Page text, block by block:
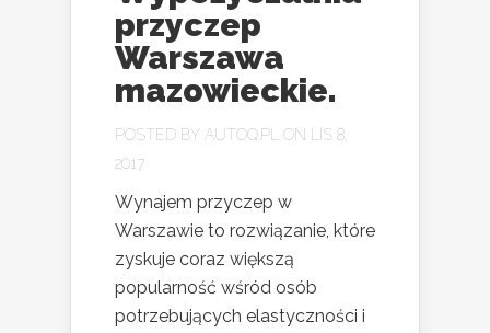
przyczep
Warszawa
mazowieckie.
POSTED BY AUTOQ.PL ON LIS 8,
2017
Wynajem przyczep w
Warszawie to rozwiązanie, które
zyskuje coraz większą
popularność wśród osób
potrzebujących elastyczności i